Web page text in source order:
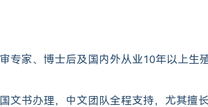
专家、博士后及国内外从业10年以上生
文书办理，中文团队全程支持，尤其擅